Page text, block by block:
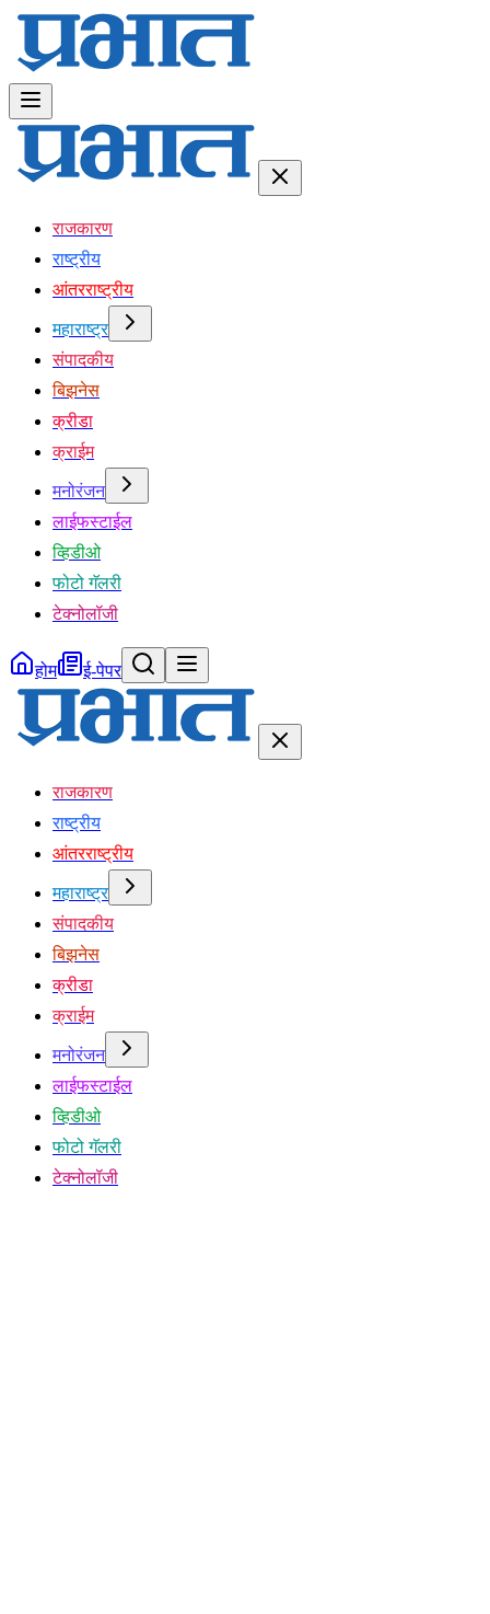
राजकारण
राष्ट्रीय
आंतरराष्ट्रीय
महाराष्ट्र
संपादकीय
बिझनेस
क्रीडा
क्राईम
मनोरंजन
लाईफस्टाईल
व्हिडीओ
फोटो गॅलरी
टेक्नोलॉजी
होम ई-पेपर
राजकारण
राष्ट्रीय
आंतरराष्ट्रीय
महाराष्ट्र
संपादकीय
बिझनेस
क्रीडा
क्राईम
मनोरंजन
लाईफस्टाईल
व्हिडीओ
फोटो गॅलरी
टेक्नोलॉजी